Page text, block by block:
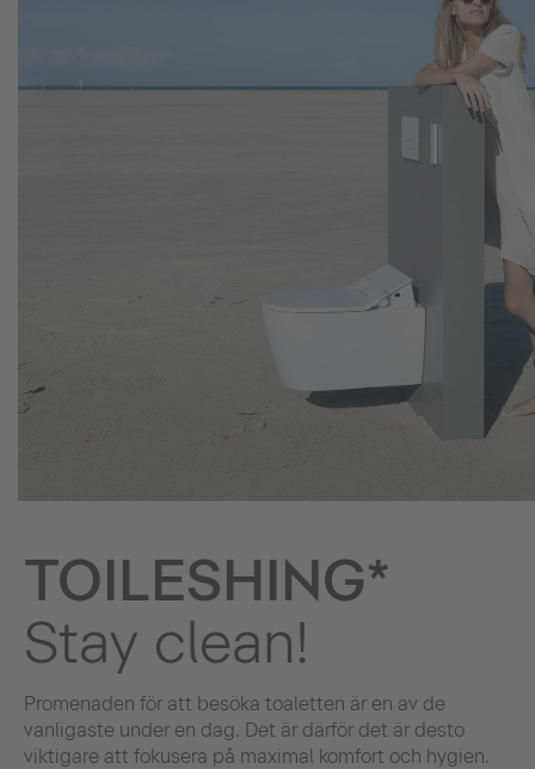
TOILESHING*
Stay clean!
Promenaden för att besöka toaletten är en av de
vanligaste under en dag. Det är därför det är desto
viktigare att fokusera på maximal komfort och hygien.